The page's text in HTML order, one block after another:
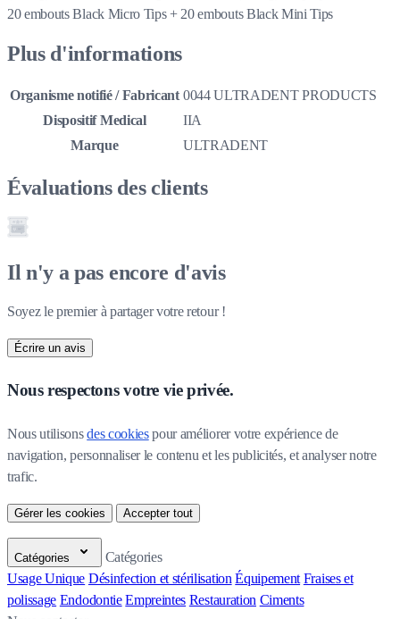
20 embouts Black Micro Tips + 20 embouts Black Mini Tips
Plus d'informations
Organisme notifié / Fabricant 0044 ULTRADENT PRODUCTS
Dispositif Medical
IIA
Marque
ULTRADENT
Évaluations des clients
Il n'y a pas encore d'avis
Soyez le premier à partager votre retour !
Écrire un avis
Nous respectons votre vie privée.
Nous utilisons des cookies pour améliorer votre expérience de
navigation, personnaliser le contenu et les publicités, et analyser notre
trafic.
Gérer les cookies Accepter tout
Catégories
Catégories
Usage Unique Désinfection et stérilisation Équipement Fraises et
polissage Endodontie Empreintes Restauration Ciments